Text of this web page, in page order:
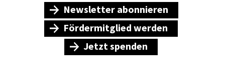
Newsletter abonnieren
Fördermitglied werden
Jetzt spenden